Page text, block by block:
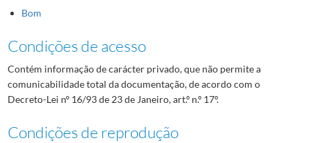
Bom
Condições de acesso
Contém informação de carácter privado, que não permite a
comunicabilidade total da documentação, de acordo com o
Decreto-Lei nº 16/93 de 23 de Janeiro, art.º n.º 17º.
Condições de reprodução